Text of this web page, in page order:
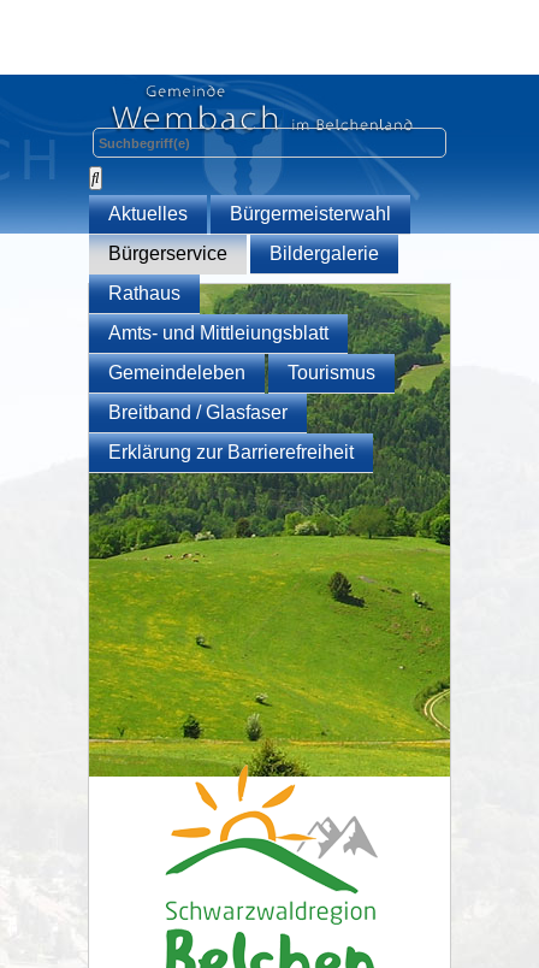
Aktuelles
Bürgermeisterwahl
Bürgerservice
Bildergalerie
Rathaus
Amts- und Mittleiungsblatt
Gemeindeleben
Tourismus
Breitband / Glasfaser
Erklärung zur Barrierefreiheit